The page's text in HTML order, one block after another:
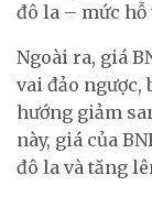
đô la – mức
Ngoài ra, giá
vai đảo ngược,
hướng giảm
này, giá của
đô la và tăng